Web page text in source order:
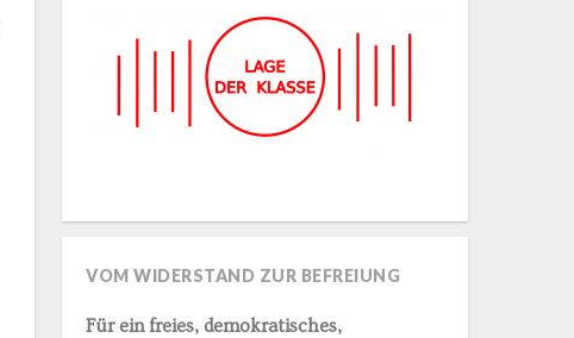
VOM WIDERSTAND ZUR BEFREIUNG
Für ein freies, demokratisches,